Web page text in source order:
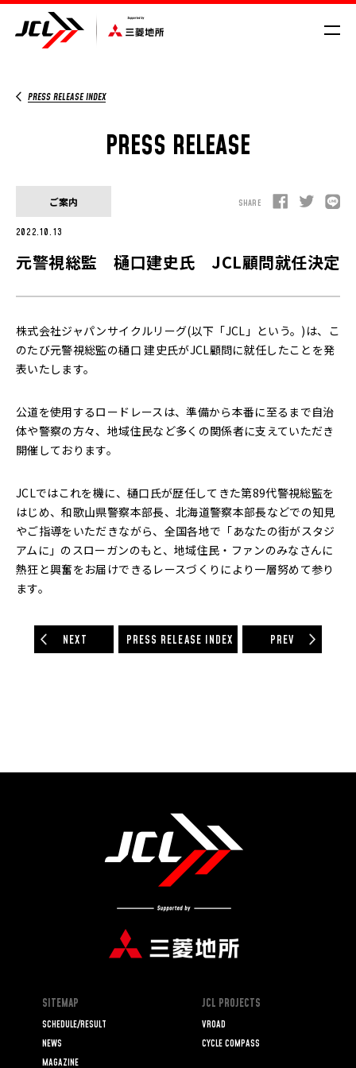
MAGAZINE
MOVIE
PRESS RELEASE
PRESS RELEASE INDEX
ご案内
2022.10.13
SHARE
元警視総監 樋口建史氏 JCL顧問就任決定
株式会社ジャパンサイクルリーグ(以下「JCL」という。)は、こ
のたび元警視総監の樋口 建史氏がJCL顧問に就任したことを発
表いたします。
公道を使用するロードレースは、準備から本番に至るまで自治
体や警察の方々、地域住民など多くの関係者に支えていただき
開催しております。
JCLではこれを機に、樋口氏が歴任してきた第89代警視総監を
はじめ、和歌山県警察本部長、北海道警察本部長などでの知見
やご指導をいただきながら、全国各地で「あなたの街がスタジ
アムに」のスローガンのもと、地域住民・ファンのみなさんに
熱狂と興奮をお届けできるレースづくりにより一層努めて参り
ます。
NEXT PRESS RELEASE INDEX PREV
SITEMAP
SCHEDULE/RESULT
NEWS
MAGAZINE
JCL PROJECTS
VROAD
CYCLE COMPASS